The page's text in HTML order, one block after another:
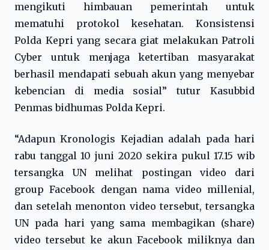
mengikuti himbauan pemerintah untuk
mematuhi protokol kesehatan. Konsistensi
Polda Kepri yang secara giat melakukan Patroli
Cyber untuk menjaga ketertiban masyarakat
berhasil mendapati sebuah akun yang menyebar
kebencian di media sosial” tutur Kasubbid
Penmas bidhumas Polda Kepri.
“Adapun Kronologis Kejadian adalah pada hari
rabu tanggal 10 juni 2020 sekira pukul 17.15 wib
tersangka UN melihat postingan video dari
group Facebook dengan nama video millenial,
dan setelah menonton video tersebut, tersangka
UN pada hari yang sama membagikan (share)
video tersebut ke akun Facebook miliknya dan